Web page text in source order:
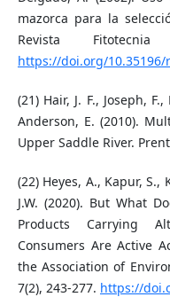
mazorca para la
Revista
https://doi.org/10.35196/
(21) Hair, J. F., Joseph,
Anderson, E. (2010).
Upper Saddle River.
(22) Heyes, A., Kapur, S.,
J.W. (2020). But What
Products Carrying
Consumers Are Active
the Association of
7(2), 243-277. https://